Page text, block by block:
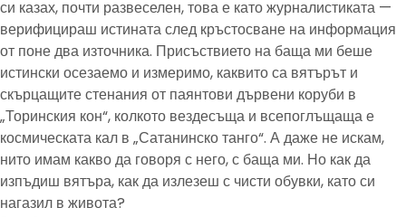
си казах, почти развеселен, това е като журналистиката —
верифицираш истината след кръстосване на информация
от поне два източника. Присъствието на баща ми беше
истински осезаемо и измеримо, каквито са вятърът и
скърцащите стенания от паянтови дървени коруби в
„Торинския кон“, колкото вездесъща и всепоглъщаща е
космическата кал в „Сатанинско танго“. А даже не искам,
нито имам какво да говоря с него, с баща ми. Но как да
изпъдиш вятъра, как да излезеш с чисти обувки, като си
нагазил в живота?